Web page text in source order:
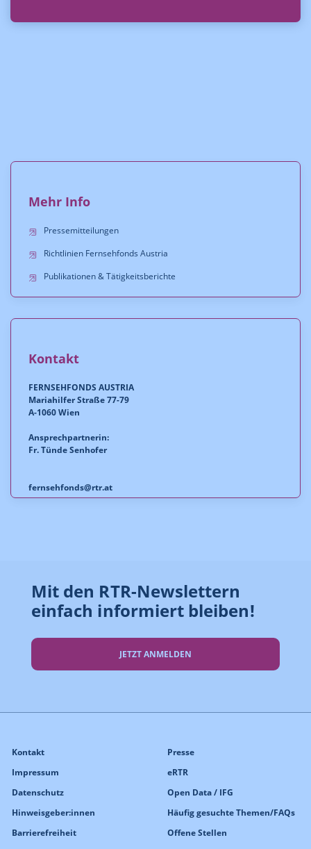
Mehr Info
Pressemitteilungen
Richtlinien Fernsehfonds Austria
Publikationen & Tätigkeitsberichte
Kontakt
FERNSEHFONDS AUSTRIA
Mariahilfer Straße 77-79
A-1060 Wien
Ansprechpartnerin:
Fr. Tünde Senhofer
fernsehfonds@rtr.at
Mit den RTR-Newslettern
einfach informiert bleiben!
JETZT ANMELDEN
Kontakt
Impressum
Datenschutz
Hinweisgeber:innen
Barrierefreiheit
Presse
eRTR
Open Data / IFG
Häufig gesuchte Themen/FAQs
Offene Stellen